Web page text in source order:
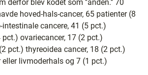
derfor blev kodet som ''anden.'' 70
hoved-hals-cancer, 65 patienter (8
cancere, 41 (5 pct.)
pct.) ovariecancer, 17 (2 pct.)
pct.) thyreoidea cancer, 18 (2 pct.)
livmoderhals og 7 (1 pct.)